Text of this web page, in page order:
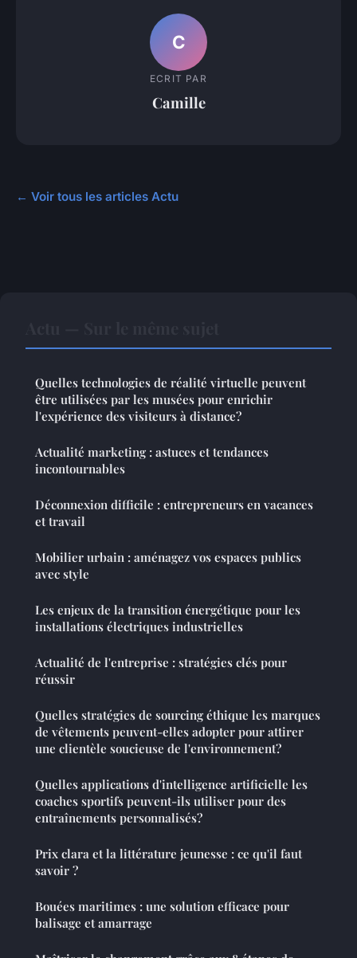
C
ECRIT PAR
Camille
← Voir tous les articles Actu
Quelles technologies de réalité virtuelle peuvent
être utilisées par les musées pour enrichir
l'expérience des visiteurs à distance?
Actualité marketing : astuces et tendances
incontournables
Déconnexion difficile : entrepreneurs en vacances
et travail
Mobilier urbain : aménagez vos espaces publics
avec style
Les enjeux de la transition énergétique pour les
installations électriques industrielles
Actualité de l'entreprise : stratégies clés pour
réussir
Quelles stratégies de sourcing éthique les marques
de vêtements peuvent-elles adopter pour attirer
une clientèle soucieuse de l'environnement?
Quelles applications d'intelligence artificielle les
coaches sportifs peuvent-ils utiliser pour des
entraînements personnalisés?
Prix clara et la littérature jeunesse : ce qu'il faut
savoir ?
Bouées maritimes : une solution efficace pour
balisage et amarrage